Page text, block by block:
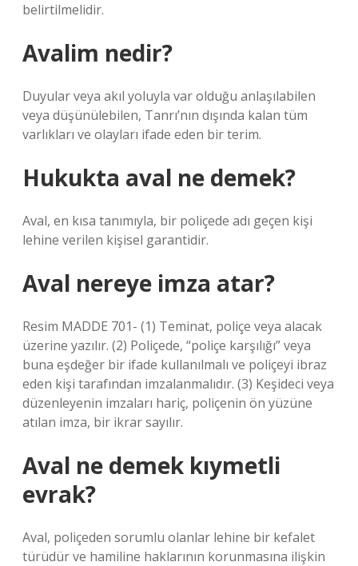
belirtilmelidir.
Avalim nedir?
Duyular veya akıl yoluyla var olduğu anlaşılabilen
veya düşünülebilen, Tanrı’nın dışında kalan tüm
varlıkları ve olayları ifade eden bir terim.
Hukukta aval ne demek?
Aval, en kısa tanımıyla, bir poliçede adı geçen kişi
lehine verilen kişisel garantidir.
Aval nereye imza atar?
Resim MADDE 701- (1) Teminat, poliçe veya alacak
üzerine yazılır. (2) Poliçede, “poliçe karşılığı” veya
buna eşdeğer bir ifade kullanılmalı ve poliçeyi ibraz
eden kişi tarafından imzalanmalıdır. (3) Keşideci veya
düzenleyenin imzaları hariç, poliçenin ön yüzüne
atılan imza, bir ikrar sayılır.
Aval ne demek kıymetli
evrak?
Aval, poliçeden sorumlu olanlar lehine bir kefalet
türüdür ve hamiline haklarının korunmasına ilişkin